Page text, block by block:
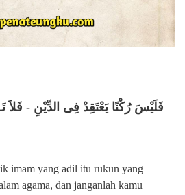
فَلَيْسَ رُكْنًا يَعْتَقِدْ فِى الدِّيْنِ - فَلاَ
imam yang adil itu rukun yang
agama, dan janganlah kamu